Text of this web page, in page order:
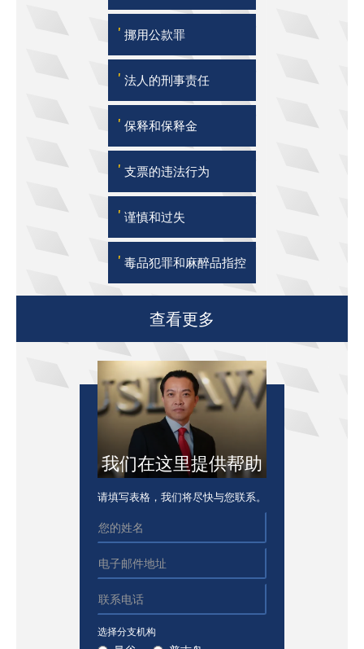
' 挪用公款罪
' 法人的刑事责任
' 保释和保释金
' 支票的违法行为
' 谨慎和过失
' 毒品犯罪和麻醉品指控
查看更多
我们在这里提供帮助
请填写表格，我们将尽快与您联系。
选择分支机构